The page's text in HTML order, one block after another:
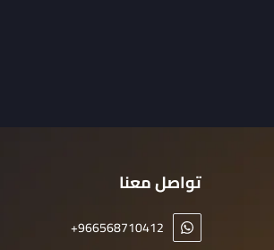
تواصل معنا
+966568710412